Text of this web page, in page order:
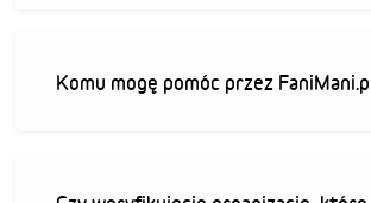
Komu mogę pomóc przez